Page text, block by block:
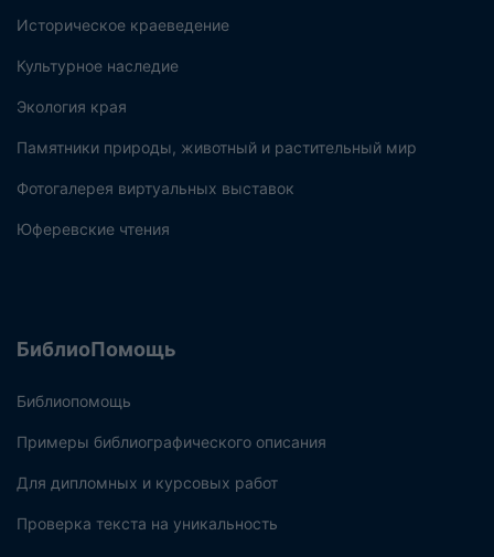
Историческое краеведение
Культурное наследие
Экология края
Памятники природы, животный и растительный мир
Фотогалерея виртуальных выставок
Юферевские чтения
БиблиоПомощь
Библиопомощь
Примеры библиографического описания
Для дипломных и курсовых работ
Проверка текста на уникальность